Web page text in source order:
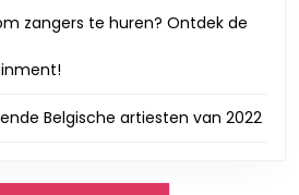
zangers te huren? Ontdek de
Belgische artiesten van 2022